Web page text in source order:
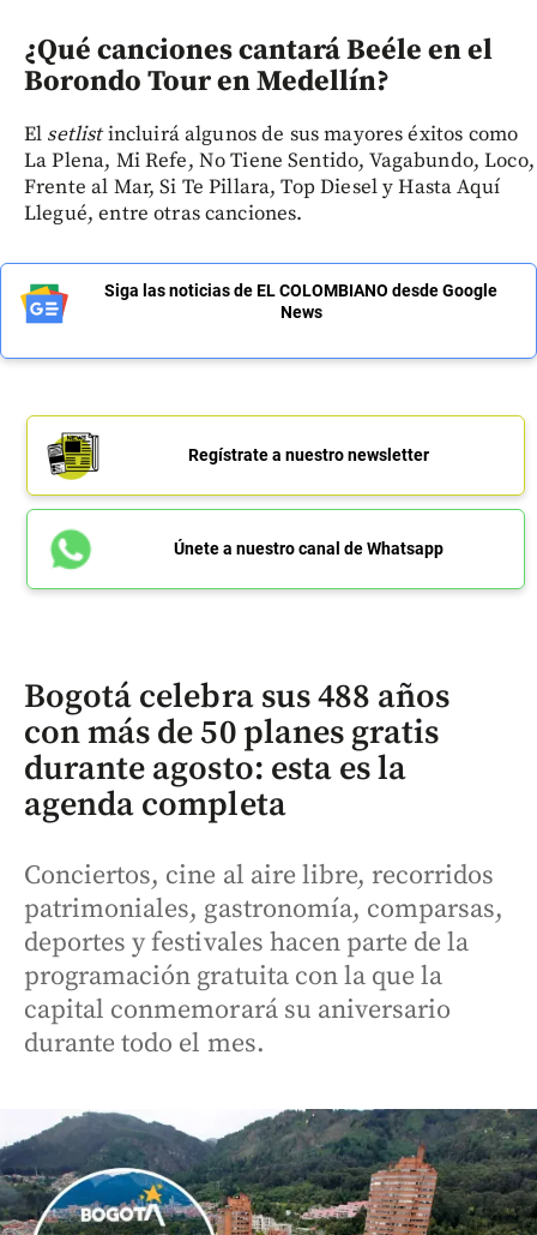
¿Qué canciones cantará Beéle en el
Borondo Tour en Medellín?
El setlistincluirá algunos de sus mayores éxitos como
La Plena, Mi Refe, No Tiene Sentido, Vagabundo, Loco,
Frente al Mar, Si Te Pillara, Top Diesel y Hasta Aquí
Llegué, entre otras canciones.
Siga las noticias de EL COLOMBIANO desde Google
News
Regístrate a nuestro newsletter
Únete a nuestro canal de Whatsapp
Bogotá celebra sus 488 años
con más de 50 planes gratis
durante agosto: esta es la
agenda completa
Conciertos, cine al aire libre, recorridos
patrimoniales, gastronomía, comparsas,
deportes y festivales hacen parte de la
programación gratuita con la que la
capital conmemorará su aniversario
durante todo el mes.